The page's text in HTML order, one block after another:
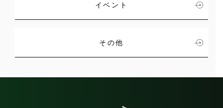
イベント
その他